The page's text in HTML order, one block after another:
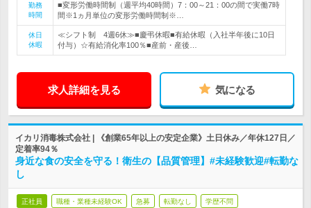
勤務
時間
■変形労働時間制（週平均40時間）7：00～21：00の間で実働7時
間※1ヵ月単位の変形労働時間制※…
休日
休暇
≪シフト制 4週6休≫■慶弔休暇■有給休暇（入社半年後に10日
付与）☆有給消化率100％■産前・産後…
求人詳細を見る 気になる
イカリ消毒株式会社 | 《創業65年以上の安定企業》土日休み／年休127日／
定着率94％
身近な食の安全を守る！衛生の【品質管理】#未経験歓迎#転勤な
し
正社員 職種・業種未経験OK 急募 転勤なし 学歴不問